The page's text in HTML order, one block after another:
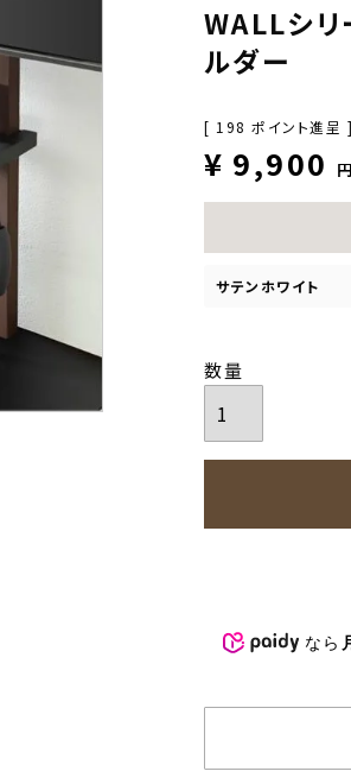
WALLシ
ルダー
[ 198 ポイント進呈 ]
¥ 9,900
サテンホワイト
なら